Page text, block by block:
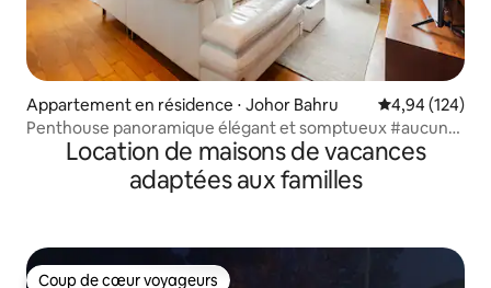
Appartement en résidence ⋅ Johor Bahru Évaluation
4,94 (124)
Penthouse panoramique élégant et somptueux #aucuns
frais de service
Location de maisons de vacances
adaptées aux familles
Coup de cœur voyageurs